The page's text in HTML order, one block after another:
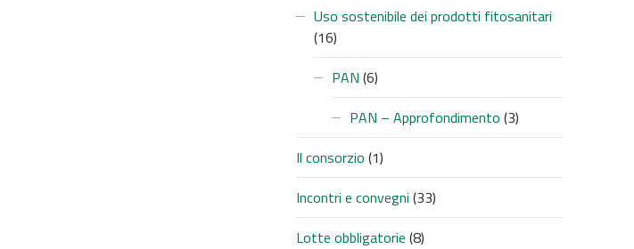
Uso sostenibile dei prodotti fitosanitari
(16)
PAN (6)
PAN – Approfondimento (3)
Il consorzio (1)
Incontri e convegni (33)
Lotte obbligatorie (8)